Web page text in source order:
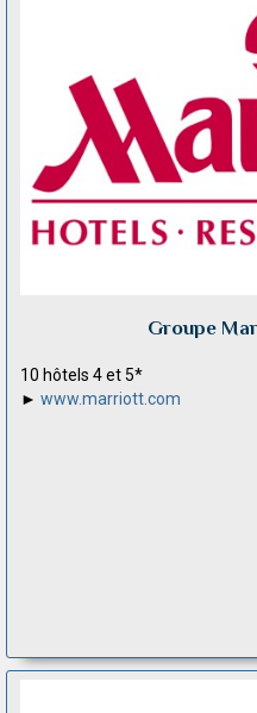
Groupe
10 hôtels 4 et 5*
► www.marriott.com